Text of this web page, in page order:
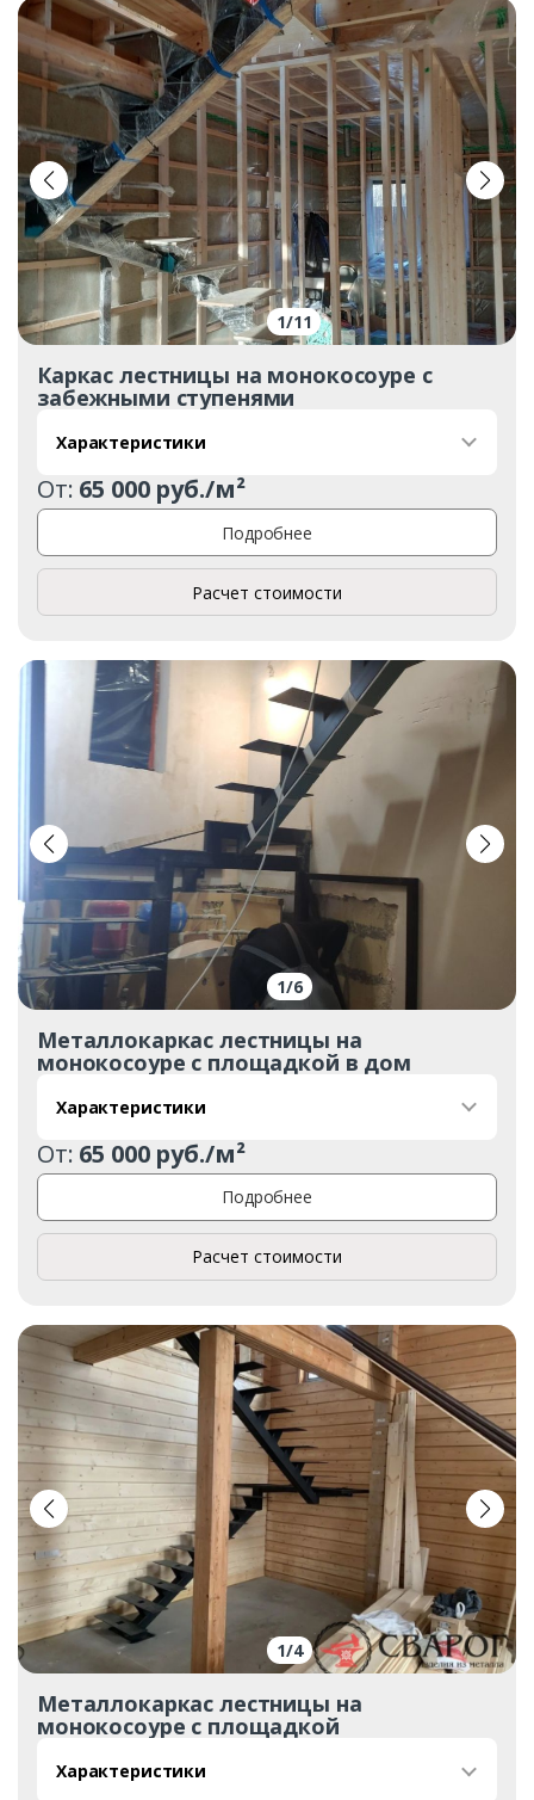
1/11
Каркас лестницы на монокосоуре с
забежными ступенями
Характеристики
От: 65 000 руб./м²
Подробнее
Расчет стоимости
1/6
Металлокаркас лестницы на
монокосоуре с площадкой в дом
Характеристики
От: 65 000 руб./м²
Подробнее
Расчет стоимости
1/4
Металлокаркас лестницы на
монокосоуре с площадкой
Характеристики